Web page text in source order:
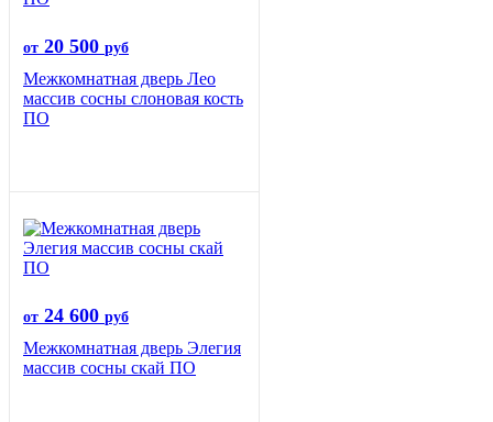
от 20 500 руб
Межкомнатная дверь Лео
массив сосны слоновая кость
ПО
от 24 600 руб
Межкомнатная дверь Элегия
массив сосны скай ПО